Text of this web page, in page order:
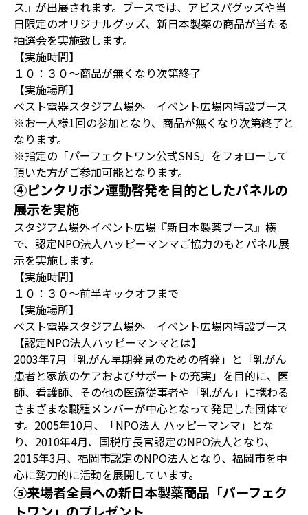
ス』が出展されます。ブースでは、アビスパグッズや当
日限定のオリジナルグッズ、新日本製薬の商品が当たる
抽選会を実施致します。
【実施時間】
１０：３０～商品が無くなり次第終了
【実施場所】
ベスト電器スタジアム場外 イベント広場内特設ブース
※お一人様1回の参加となり、商品が無くなり次第終了と
なります。
※指定の「パーフェクトワン公式SNS」をフォローして
頂いた方がご参加可能となります。
④ピンクリボン運動啓発を目的としたパネルの
展示を実施
スタジアム場外イベント広場『新日本製薬ブース』横
で、認定NPO法人ハッピーマンマご協力のもとパネル展
示を実施します。
【実施時間】
１０：３０～前半キックオフまで
【実施場所】
ベスト電器スタジアム場外 イベント広場内特設ブース
【認定NPO法人ハッピーマンマとは】
2003年7月「乳がん早期発見のための啓発」と「乳がん
患者と家族のケアおよびサポートの充実」を目的に、医
師、看護師、その他の医療従事者や「乳がん」に携わる
さまざまな職種メンバーが中心となって発足した団体で
す。2005年10月、「NPO法人 ハッピーマンマ」とな
り、2010年4月、国税庁長官認定のNPO法人となり、
2015年3月、福岡市認定のNPO法人となり、福岡市を中
心に勢力的に活動を展開しています。
⑤来場者全員への新日本製薬商品「パーフェク